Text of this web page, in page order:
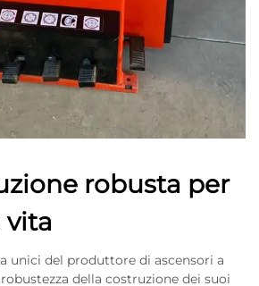
robusta per
vita
unici del produttore di ascensori a
della costruzione dei suoi